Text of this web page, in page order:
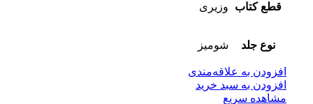
قطع کتاب وزیری
نوع جلد شومیز
افزودن به علاقه‌مندی
افزودن به سبد خرید
مشاهده سریع